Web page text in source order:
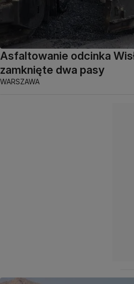
Asfaltowanie odcinka
zamknięte dwa pasy
WARSZAWA